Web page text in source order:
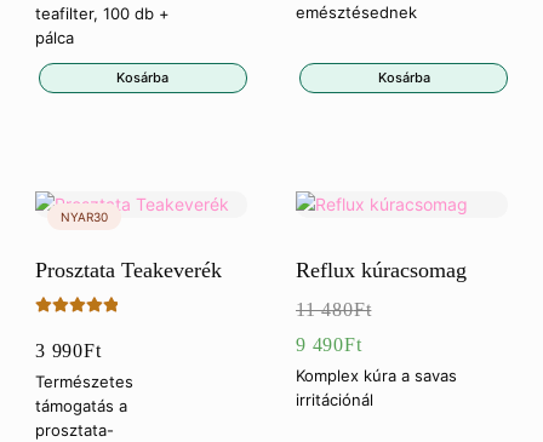
teafilter, 100 db +
pálca
Kosárba
emésztésednek
Kosárba
Prosztata Teakeverék
5.00/ 5
3 990Ft
Természetes
támogatás a
prosztata-
Reflux kúracsomag
11 480Ft
Eredeti
ár:
9 490Ft
Jelenlegi
Komplex kúra a savas
irritációnál